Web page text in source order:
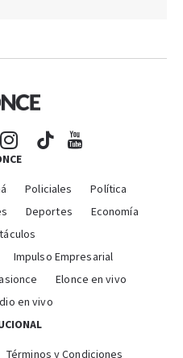
Policiales
Política
Deportes
Economía
Impulso Empresarial
Elonce en vivo
en vivo
Términos y Condiciones